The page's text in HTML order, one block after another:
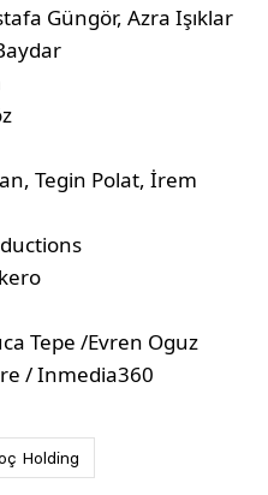
Güngör, Azra Işıklar
Tegin Polat, İrem
Tepe /Evren Oguz
/ Inmedia360
Holding